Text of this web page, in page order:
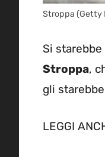
Stroppa (Getty
Si
Stroppa,
gli
LEGGI